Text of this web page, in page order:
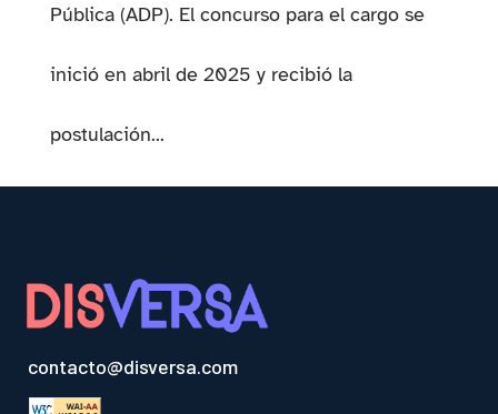
Pública (ADP). El concurso para el cargo se
inició en abril de 2025 y recibió la
postulación...
contacto@disversa.com